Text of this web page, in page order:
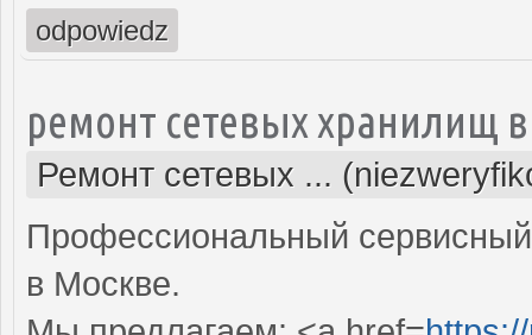
odpowiedz
ремонт сетевых хранилищ
Ремонт сетевых ...
Профессиональный
в Москве.